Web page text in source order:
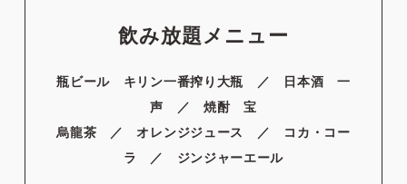
飲み放題メニュー
瓶ビール キリン一番搾り大瓶 ／ 日本酒 一
声 ／ 焼酎 宝
烏龍茶 ／ オレンジジュース ／ コカ・コー
ラ ／ ジンジャーエール